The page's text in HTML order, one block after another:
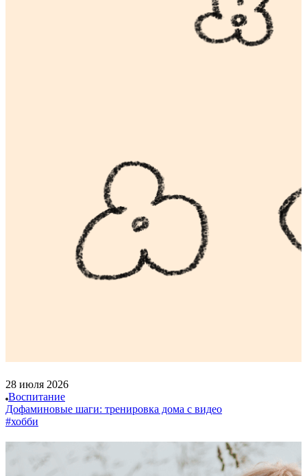
28 июля 2026
Воспитание
Дофаминовые шаги: тренировка дома с видео
#хобби